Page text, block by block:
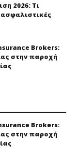
2026: Τι
Brokers:
στην παροχή
Brokers:
στην παροχή